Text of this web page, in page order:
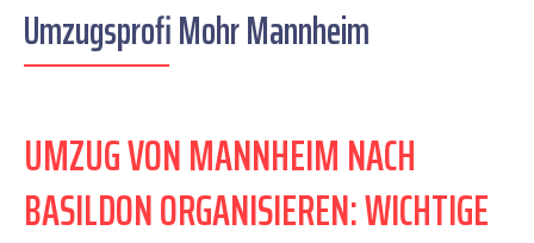
Umzugsprofi Mohr Mannheim
UMZUG VON MANNHEIM NACH
BASILDON ORGANISIEREN: WICHTIGE